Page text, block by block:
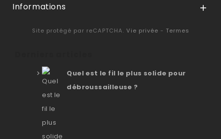
Informations 
Site protégé par reCAPTCHA. Vie privée - Termes
Quel est le fil le plus solide pour
débroussailleuse ?